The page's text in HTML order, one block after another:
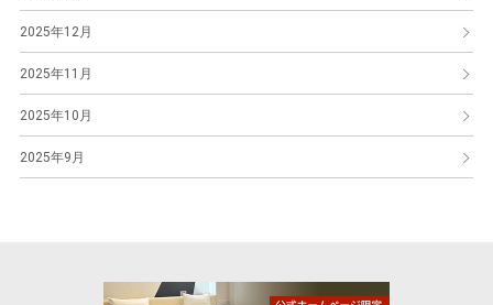
2025年12月
2025年11月
2025年10月
2025年9月